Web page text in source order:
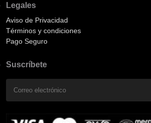
Legales
Aviso de Privacidad
Términos y condiciones
Pago Seguro
Suscríbete